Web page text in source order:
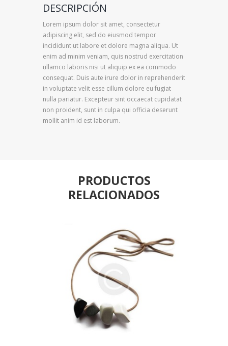
DESCRIPCIÓN
Lorem ipsum dolor sit amet, consectetur
adipiscing elit, sed do eiusmod tempor
incididunt ut labore et dolore magna aliqua. Ut
enim ad minim veniam, quis nostrud exercitation
ullamco laboris nisi ut aliquip ex ea commodo
consequat. Duis aute irure dolor in reprehenderit
in voluptate velit esse cillum dolore eu fugiat
nulla pariatur. Excepteur sint occaecat cupidatat
non proident, sunt in culpa qui officia deserunt
mollit anim id est laborum.
PRODUCTOS
RELACIONADOS